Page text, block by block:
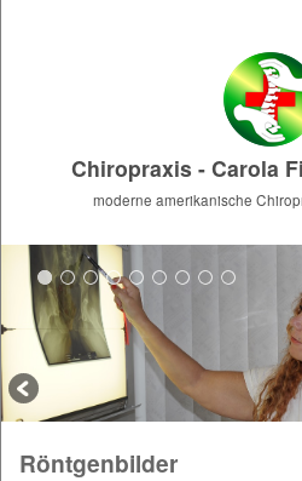
Chiropraxis - Carola
moderne amerikanische
Röntgenbilder